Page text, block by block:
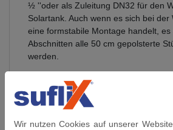
½ ''oder als Zuleitung DN32 für den
Solartank. Auch wenn es sich bei der
eine formstabile Montage handelt,
Abschnitten alle 50 cm gepolsterte
werden.
Nennweite
Verschraubung
Wir nutzen Cookies auf unserer